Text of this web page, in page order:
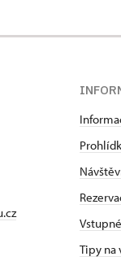
Vstupné
Tipy na